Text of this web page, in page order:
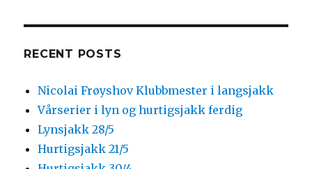
RECENT POSTS
Nicolai Frøyshov Klubbmester i langsjakk
Vårserier i lyn og hurtigsjakk ferdig
Lynsjakk 28/5
Hurtigsjakk 21/5